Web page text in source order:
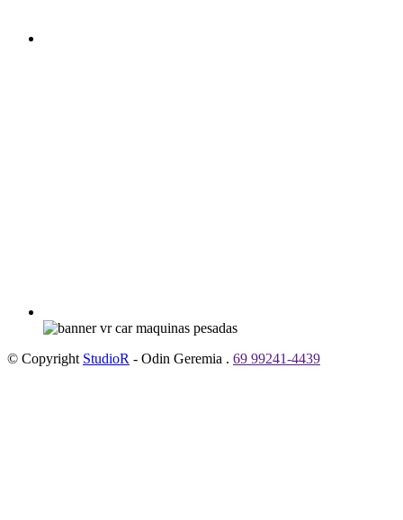
© Copyright StudioR - Odin Geremia . 69 99241-4439